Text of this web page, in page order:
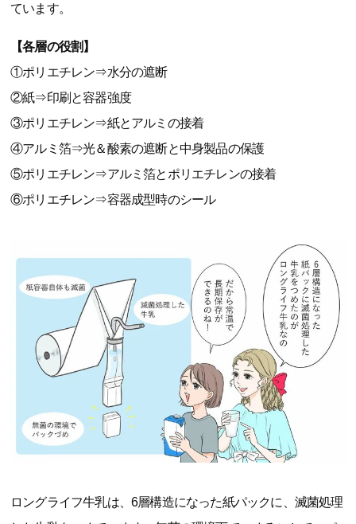
ています。
【各層の役割】
①ポリエチレン⇒水分の遮断
②紙⇒印刷と容器強度
③ポリエチレン⇒紙とアルミの接着
④アルミ箔⇒光＆酸素の遮断と中身製品の保護
⑤ポリエチレン⇒アルミ箔とポリエチレンの接着
⑥ポリエチレン⇒容器成型時のシール
ロングライフ牛乳は、6層構造になった紙パックに、滅菌処理